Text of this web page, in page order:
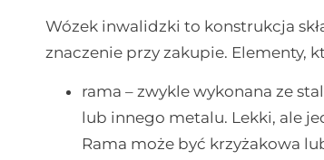
Wózek inwalidzki to konstrukcja
znaczenie przy zakupie. Elementy,
rama – zwykle wykonana ze
lub innego metalu. Lekki, ale
Rama może być krzyżakowa